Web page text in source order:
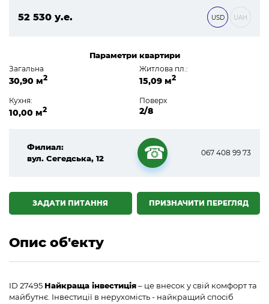
52 530 у.е.
USD UAH
Параметри квартири
Загальна
30,90 м2
Житлова пл.:
15,09 м2
Кухня:
10,00 м2
Поверх
2/8
Филиал:
вул. Сегедська, 12
☎
067 408 99 73
ПРИЗНАЧИТИ ПЕРЕГЛЯД
ЗАДАТИ ПИТАННЯ
Опис об'екту
ID 27495 Найкраща інвестиція– це внесок у свій комфорт та
майбутнє. Інвестиції в нерухомість - найкращий спосіб